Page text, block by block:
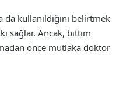
da kullanıldığını belirtmek
sağlar. Ancak, bıttım
önce mutlaka doktor